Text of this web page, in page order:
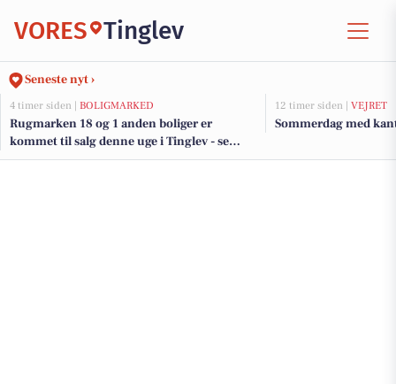
VORES Tinglev
Seneste nyt ›
4 timer siden | BOLIGMARKED
Rugmarken 18 og 1 anden boliger er
kommet til salg denne uge i Tinglev - se
boligerne her.
12 timer siden | VEJRET
Sommerdag med